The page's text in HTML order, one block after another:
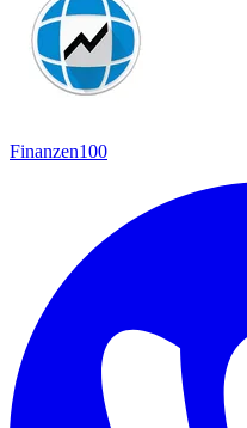
Finanzen100